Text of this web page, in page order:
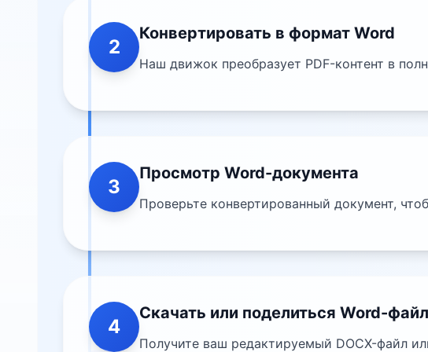
2
Конвертировать в формат Word
Наш движок преобразует PDF-контент в
3
Просмотр Word-документа
Проверьте конвертированный документ,
4
Скачать или поделиться Word-
Получите ваш редактируемый DOCX-файл